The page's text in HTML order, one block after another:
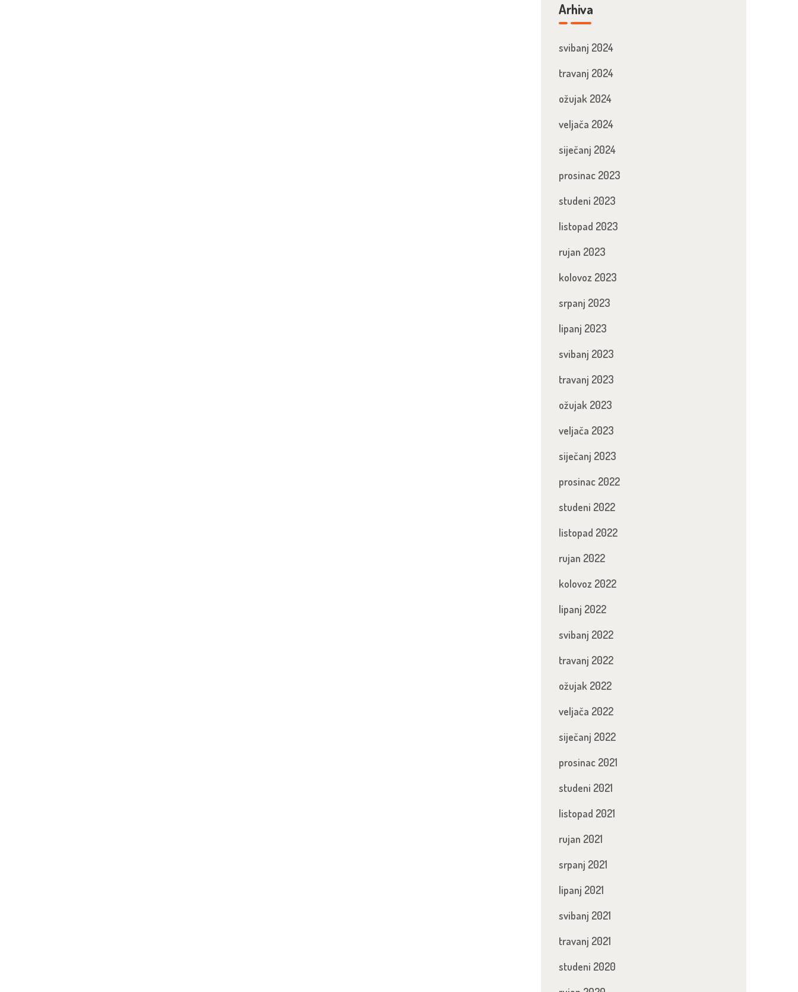
Arhiva
svibanj 2024
travanj 2024
ožujak 2024
veljača 2024
siječanj 2024
prosinac 2023
studeni 2023
listopad 2023
rujan 2023
kolovoz 2023
srpanj 2023
lipanj 2023
svibanj 2023
travanj 2023
ožujak 2023
veljača 2023
siječanj 2023
prosinac 2022
studeni 2022
listopad 2022
rujan 2022
kolovoz 2022
lipanj 2022
svibanj 2022
travanj 2022
ožujak 2022
veljača 2022
siječanj 2022
prosinac 2021
studeni 2021
listopad 2021
rujan 2021
srpanj 2021
lipanj 2021
svibanj 2021
travanj 2021
studeni 2020